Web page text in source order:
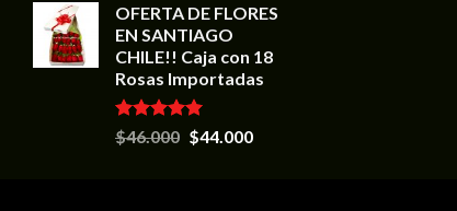
OFERTA DE FLORES
EN SANTIAGO
CHILE!! Caja con 18
Rosas Importadas
Valorado en
5.00
$46.000 $44.000